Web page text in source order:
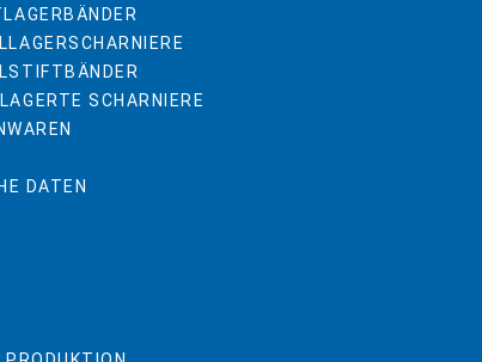
SCHARNIERE
DATEN